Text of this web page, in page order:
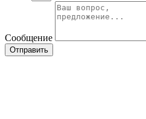
Сообщение
Отправить